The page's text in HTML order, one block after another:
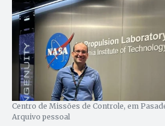
Centro de Missões de Controle, em
Arquivo pessoal